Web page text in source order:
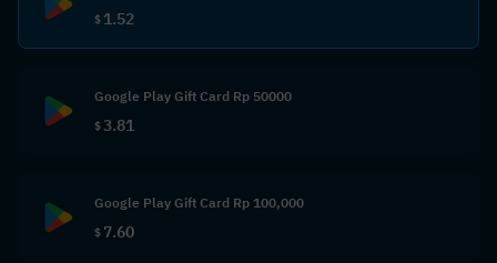
$ 1.52
Google Play Gift Card Rp 50000
$3.81
Google Play Gift Card Rp 100,000
$ 7.60